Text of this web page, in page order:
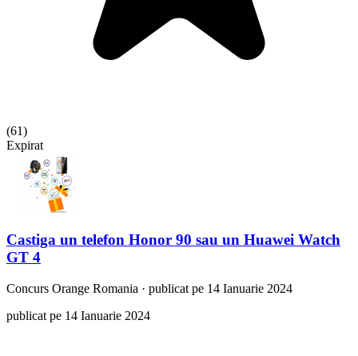
(61)
Expirat
Castiga un telefon Honor 90 sau un Huawei Watch
GT 4
Concurs Orange Romania · publicat pe 14 Ianuarie 2024
publicat pe 14 Ianuarie 2024